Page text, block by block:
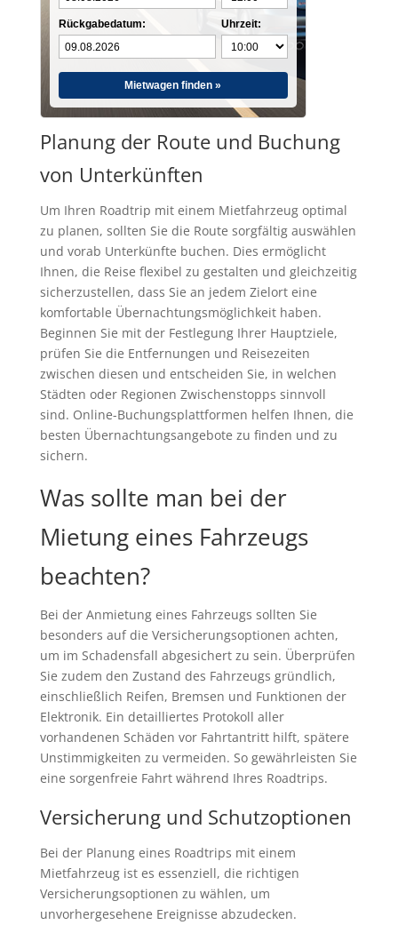
Rückgabedatum: Uhrzeit:
Mietwagen finden »
Planung der Route und Buchung
von Unterkünften
Um Ihren Roadtrip mit einem Mietfahrzeug optimal
zu planen, sollten Sie die Route sorgfältig auswählen
und vorab Unterkünfte buchen. Dies ermöglicht
Ihnen, die Reise flexibel zu gestalten und gleichzeitig
sicherzustellen, dass Sie an jedem Zielort eine
komfortable Übernachtungsmöglichkeit haben.
Beginnen Sie mit der Festlegung Ihrer Hauptziele,
prüfen Sie die Entfernungen und Reisezeiten
zwischen diesen und entscheiden Sie, in welchen
Städten oder Regionen Zwischenstopps sinnvoll
sind. Online-Buchungsplattformen helfen Ihnen, die
besten Übernachtungsangebote zu finden und zu
sichern.
Was sollte man bei der
Mietung eines Fahrzeugs
beachten?
Bei der Anmietung eines Fahrzeugs sollten Sie
besonders auf die Versicherungsoptionen achten,
um im Schadensfall abgesichert zu sein. Überprüfen
Sie zudem den Zustand des Fahrzeugs gründlich,
einschließlich Reifen, Bremsen und Funktionen der
Elektronik. Ein detailliertes Protokoll aller
vorhandenen Schäden vor Fahrtantritt hilft, spätere
Unstimmigkeiten zu vermeiden. So gewährleisten Sie
eine sorgenfreie Fahrt während Ihres Roadtrips.
Versicherung und Schutzoptionen
Bei der Planung eines Roadtrips mit einem
Mietfahrzeug ist es essenziell, die richtigen
Versicherungsoptionen zu wählen, um
unvorhergesehene Ereignisse abzudecken.